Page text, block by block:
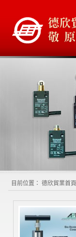
目前位置： 德欣貿業首頁